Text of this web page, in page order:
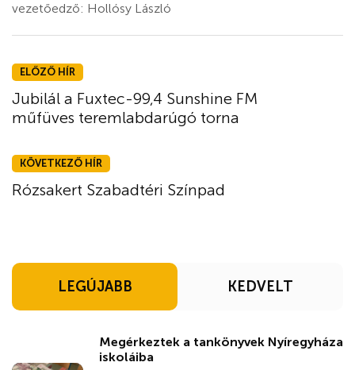
vezetőedző: Hollósy László
ELŐZŐ HÍR
Jubilál a Fuxtec-99,4 Sunshine FM
műfüves teremlabdarúgó torna
KÖVETKEZŐ HÍR
Rózsakert Szabadtéri Színpad
LEGÚJABB KEDVELT
Megérkeztek a tankönyvek Nyíregyháza
iskoláiba